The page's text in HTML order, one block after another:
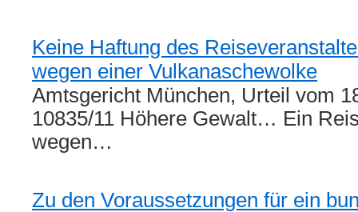
Keine Haftung des
wegen einer Vulkanaschewolke
Amtsgericht München, Urteil vom
10835/11 Höhere Gewalt… Ein
wegen…
Zu den Voraussetzungen für ein